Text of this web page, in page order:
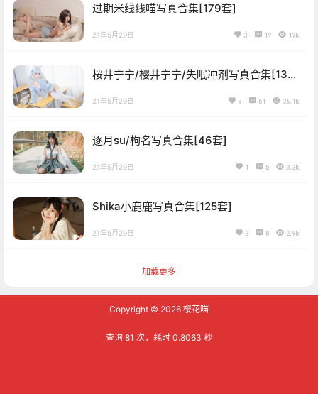
过期米线线喵写真合集[179套]
21年5月29日 3 19 17k
桜井宁宁/樱井宁宁/失眠冲剂写真合集[137
21年5月29日 8 51 36.1k
逐月su/枸名写真合集[46套]
21年5月29日 1 5 3.3k
Shika小鹿鹿写真合集[125套]
21年5月29日 3 8 2.9k
加载更多
Copyright © 2026 樱花喵
查询 81 次，耗时 0.8063 秒